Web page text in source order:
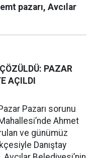
pazarı, Avcılar
PAZAR
AÇILDI
Pazarı sorunu
Ahmet
ve günümüz
Danıştay